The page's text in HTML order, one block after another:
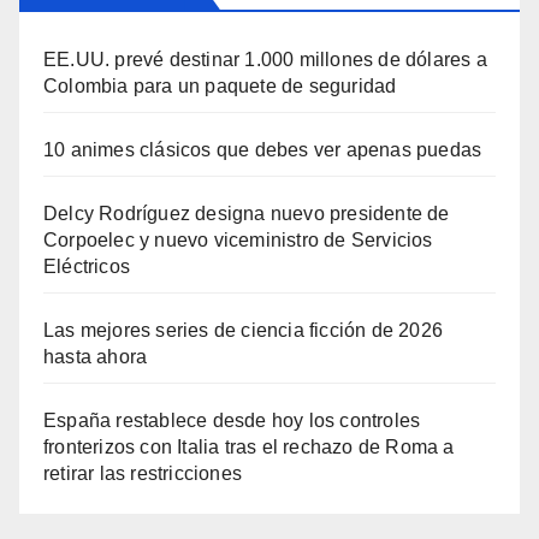
EE.UU. prevé destinar 1.000 millones de dólares a
Colombia para un paquete de seguridad
10 animes clásicos que debes ver apenas puedas
Delcy Rodríguez designa nuevo presidente de
Corpoelec y nuevo viceministro de Servicios
Eléctricos
Las mejores series de ciencia ficción de 2026
hasta ahora
España restablece desde hoy los controles
fronterizos con Italia tras el rechazo de Roma a
retirar las restricciones